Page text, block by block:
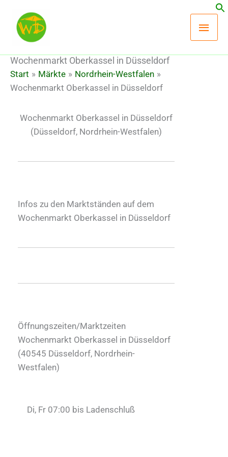
Inhalt
springen
Wochenmarkt Oberkassel in Düsseldorf
Start Märkte
Nordrhein-Westfalen
Wochenmarkt Oberkassel in Düsseldorf
Wochenmarkt Oberkassel in Düsseldorf
(Düsseldorf, Nordrhein-Westfalen)
Infos zu den Marktständen auf dem
Wochenmarkt Oberkassel in Düsseldorf
Öffnungszeiten/Marktzeiten
Wochenmarkt Oberkassel in Düsseldorf
(40545 Düsseldorf, Nordrhein-
Westfalen)
Di, Fr 07:00 bis Ladenschluß